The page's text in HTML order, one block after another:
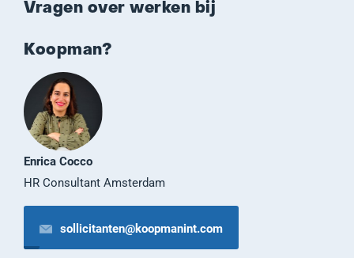
Vragen over werken bij
Koopman?
Enrica Cocco
HR Consultant Amsterdam
sollicitanten@koopmanint.com